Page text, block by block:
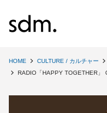
HOME CULTURE / カルチャー
RADIO「HAPPY TOGETHER」